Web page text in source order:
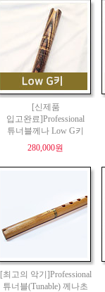
[신제품
입고완료]Professional
튜너블께나 Low G키
280,000원
[최고의 악기]Professional
튜너블(Tunable) 께나초